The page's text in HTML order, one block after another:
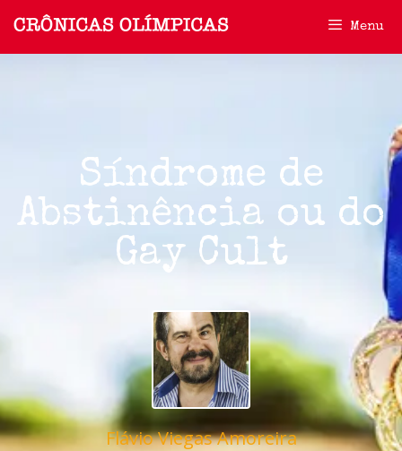
Menu
Síndrome de
Abstinência ou do
Gay Cult
Flávio Viegas Amoreira